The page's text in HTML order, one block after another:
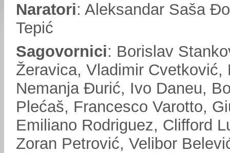
Naratori: Aleksandar Saša
Tepić
Sagovornici: Borislav
Žeravica, Vladimir
Nemanja Đurić, Ivo Daneu,
Plećaš, Francesco Varotto,
Emiliano Rodriguez, Clifford
Zoran Petrović, Velibor